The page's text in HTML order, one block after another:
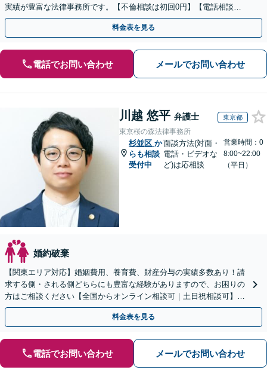
実績が豊富な法律事務所です。【不倫相談は初回0円】【電話相談で
ご契約まで対応可/来所不要】
料金表を見る
電話でお問い合わせ メールでお問い合わせ
川越 悠平 弁護士 東京都
東京桜の森法律事務所
杉並区 か
らも相談
受付中
面談方法(対面・
電話・ビデオな
ど)は応相談
営業時間：0
8:00~22:00
（平日）
婚約破棄
【関東エリア対応】婚姻費用、養育費、財産分与の実績多数あり！請
求する側・される側どちらにも豊富な経験がありますので、お困りの
方はご相談ください【全国からオンライン相談可｜土日祝相談可】
【サブスクプランあり／セカンドオピニオン可】
料金表を見る
電話でお問い合わせ メールでお問い合わせ